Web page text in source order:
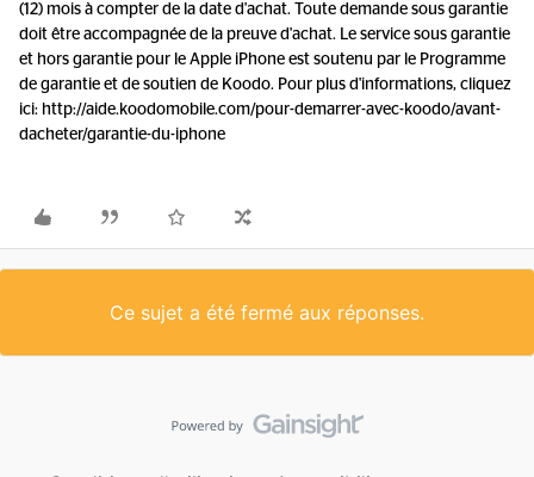
(12) mois à compter de la date d'achat. Toute demande sous garantie
doit être accompagnée de la preuve d'achat. Le service sous garantie
et hors garantie pour le Apple iPhone est soutenu par le Programme
de garantie et de soutien de Koodo. Pour plus d'informations, cliquez
ici: http://aide.koodomobile.com/pour-demarrer-avec-koodo/avant-
dacheter/garantie-du-iphone
Ce sujet a été fermé aux réponses.